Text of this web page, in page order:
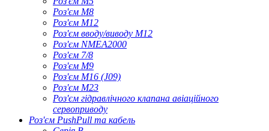
Роз'єм M8
Роз'єм M12
Роз'єм вводу/виводу M12
Роз'єм NMEA2000
Роз'єм 7/8
Роз'єм M9
Роз'єм M16 (J09)
Роз'єм M23
Роз'єм гідравлічного клапана авіаційного
сервоприводу
Роз'єм PushPull та кабель